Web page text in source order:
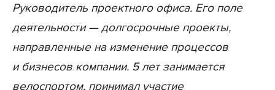
Руководитель проектного офиса. Его поле
деятельности — долгосрочные проекты,
направленные на изменение процессов
и бизнесов компании. 5 лет занимается
велоспортом, принимал участие